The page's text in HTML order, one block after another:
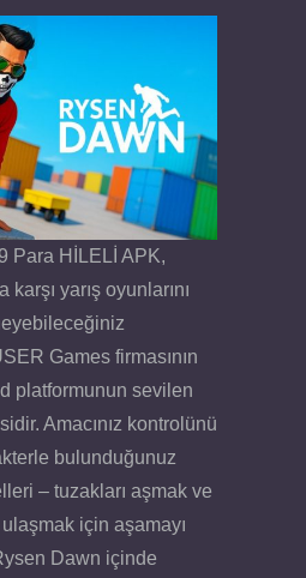
Para HİLELİ APK,
yarış oyunlarını
Games firmasının
platformunun sevilen
Amacınız kontrolünü
bulunduğunuz
– tuzakları aşmak ve
için aşamayı
Dawn içinde